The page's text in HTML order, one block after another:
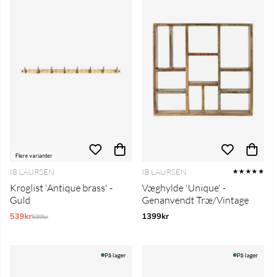
Flere varianter
IB LAURSEN
Kroglist 'Antique brass' -
Guld
539krNormalpris:
599kr
IB LAURSEN ★★★★★
Væghylde 'Unique' -
Genanvendt Træ/Vintage
1399kr
På lager På lager